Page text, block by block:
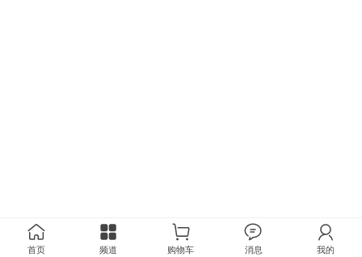
首页 频道 购物车 消息 我的